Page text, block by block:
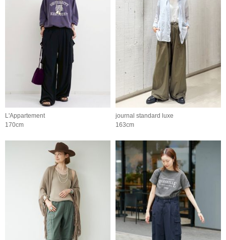
L'Appartement
170cm
journal standard luxe
163cm